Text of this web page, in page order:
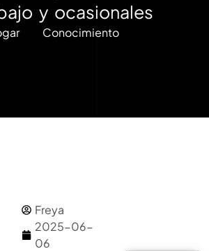
y ocasionales
Conocimiento
Freya
2025-06-
06